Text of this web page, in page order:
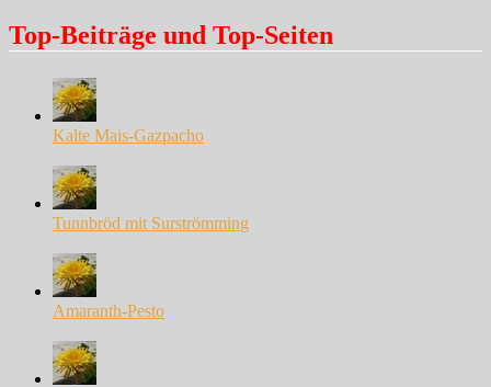
Top-Beiträge und Top-Seiten
Kalte Mais-Gazpacho
Tunnbröd mit Surströmming
Amaranth-Pesto